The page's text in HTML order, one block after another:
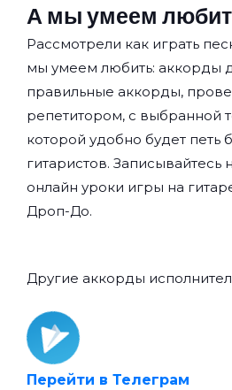
А мы умеем
Рассмотрели как играть
мы умеем любить: аккорды
правильные аккорды,
репетитором, с выбранной
которой удобно будет петь
гитаристов. Записывайтесь
онлайн уроки игры на
Дроп-До.
Другие аккорды
Перейти в Телеграм